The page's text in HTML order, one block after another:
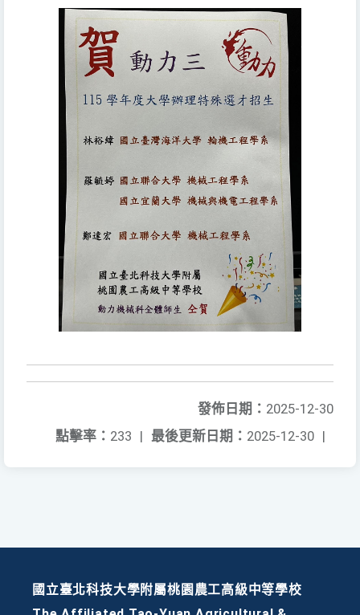
發佈日期： 2025-12-30
最後更新日期： 2025-12-30 |
點擊率： 233 |
國立臺北科技大學附屬桃園農工高級中等學校